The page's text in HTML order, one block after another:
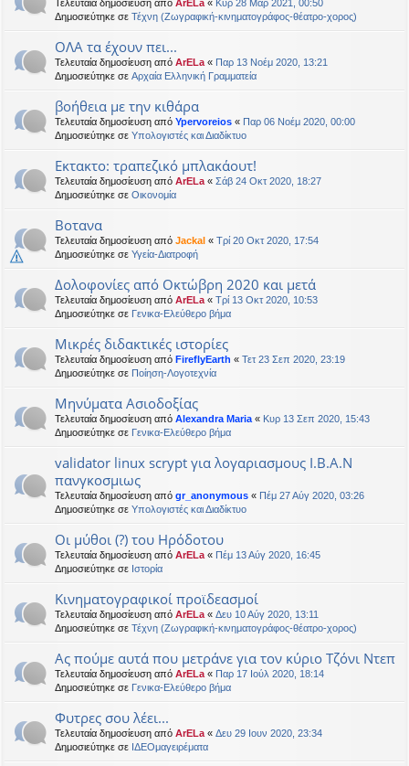
Τελευταία δημοσίευση από ArELa « Κυρ 28 Μαρ 2021, 00:50
Δημοσιεύτηκε σε Τέχνη (Ζωγραφική-κινηματογράφος-θέατρο-χορος)
ΟΛΑ τα έχουν πει...
Τελευταία δημοσίευση από ArELa « Παρ 13 Νοέμ 2020, 13:21
Δημοσιεύτηκε σε Αρχαία Ελληνική Γραμματεία
βοήθεια με την κιθάρα
Τελευταία δημοσίευση από Ypervoreios « Παρ 06 Νοέμ 2020, 00:00
Δημοσιεύτηκε σε Υπολογιστές και Διαδίκτυο
Εκτακτο: τραπεζικό μπλακάουτ!
Τελευταία δημοσίευση από ArELa « Σάβ 24 Οκτ 2020, 18:27
Δημοσιεύτηκε σε Oικονομία
Βοτανα
Τελευταία δημοσίευση από Jackal « Τρί 20 Οκτ 2020, 17:54
Δημοσιεύτηκε σε Υγεία-Διατροφή
Δολοφονίες από Οκτώβρη 2020 και μετά
Τελευταία δημοσίευση από ArELa « Τρί 13 Οκτ 2020, 10:53
Δημοσιεύτηκε σε Γενικα-Ελεύθερο βήμα
Μικρές διδακτικές ιστορίες
Τελευταία δημοσίευση από FireflyEarth « Τετ 23 Σεπ 2020, 23:19
Δημοσιεύτηκε σε Ποίηση-Λογοτεχνία
Μηνύματα Ασιοδοξίας
Τελευταία δημοσίευση από Alexandra Maria « Κυρ 13 Σεπ 2020, 15:43
Δημοσιεύτηκε σε Γενικα-Ελεύθερο βήμα
validator linux scrypt για λογαριασμους Ι.Β.Α.Ν
πανγκοσμιως
Τελευταία δημοσίευση από gr_anonymous « Πέμ 27 Αύγ 2020, 03:26
Δημοσιεύτηκε σε Υπολογιστές και Διαδίκτυο
Οι μύθοι (?) του Ηρόδοτου
Τελευταία δημοσίευση από ArELa « Πέμ 13 Αύγ 2020, 16:45
Δημοσιεύτηκε σε Ιστορία
Κινηματογραφικοί προϊδεασμοί
Τελευταία δημοσίευση από ArELa « Δευ 10 Αύγ 2020, 13:11
Δημοσιεύτηκε σε Τέχνη (Ζωγραφική-κινηματογράφος-θέατρο-χορος)
Ας πούμε αυτά που μετράνε για τον κύριο Τζόνι Ντεπ
Τελευταία δημοσίευση από ArELa « Παρ 17 Ιούλ 2020, 18:14
Δημοσιεύτηκε σε Γενικα-Ελεύθερο βήμα
Φυτρες σου λέει...
Τελευταία δημοσίευση από ArELa « Δευ 29 Ιουν 2020, 23:34
Δημοσιεύτηκε σε ΙΔΕΟμαγειρέματα